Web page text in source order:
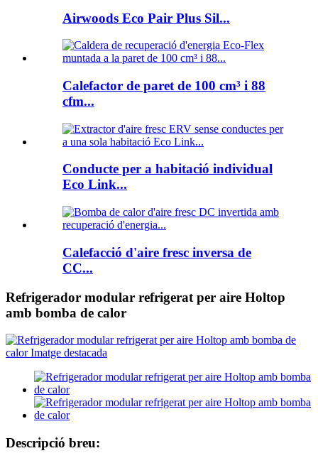
Airwoods Eco Pair Plus Sil...
Calefactor de paret de 100 cm³ i 88
cfm...
Conducte per a habitació individual
Eco Link...
Calefacció d'aire fresc inversa de
CC...
Refrigerador modular refrigerat per aire Holtop
amb bomba de calor
Descripció breu: